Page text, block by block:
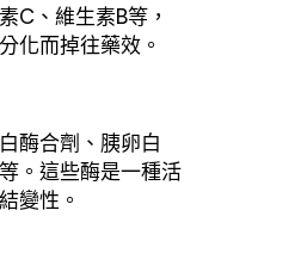
、維生素B等，
化而掉往藥效。
合劑、胰卵白
。這些酶是一種活
變性。